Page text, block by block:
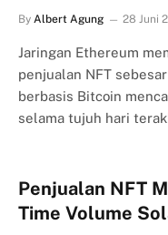
By Albert Agung 28 Juni
Jaringan Ethereum
penjualan NFT
berbasis Bitcoin
selama tujuh hari
Penjualan NFT
Time Volume